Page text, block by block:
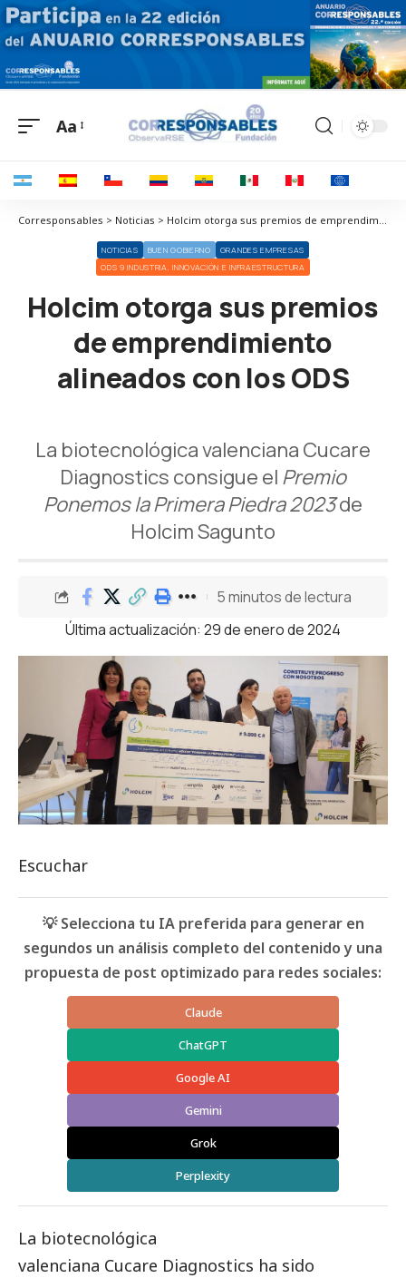
Aa
Corresponsables > Noticias > Holcim otorga sus premios de emprendimiento alineados con los ODS
NOTICIAS BUEN GOBIERNO
GRANDES EMPRESAS
ODS 9 INDUSTRIA, INNOVACIÓN E INFRAESTRUCTURA
Holcim otorga sus premios
de emprendimiento
alineados con los ODS
La biotecnológica valenciana Cucare
Diagnostics consigue el Premio
Ponemos la Primera Piedra 2023de
Holcim Sagunto
Última actualización: 29 de enero de 2024
5 minutos de lectura
Escuchar
💡 Selecciona tu IA preferida para generar en
segundos un análisis completo del contenido y una
propuesta de post optimizado para redes sociales:
Claude
ChatGPT
Google AI
Gemini
Grok
Perplexity
La biotecnológica
valenciana Cucare Diagnostics ha sido